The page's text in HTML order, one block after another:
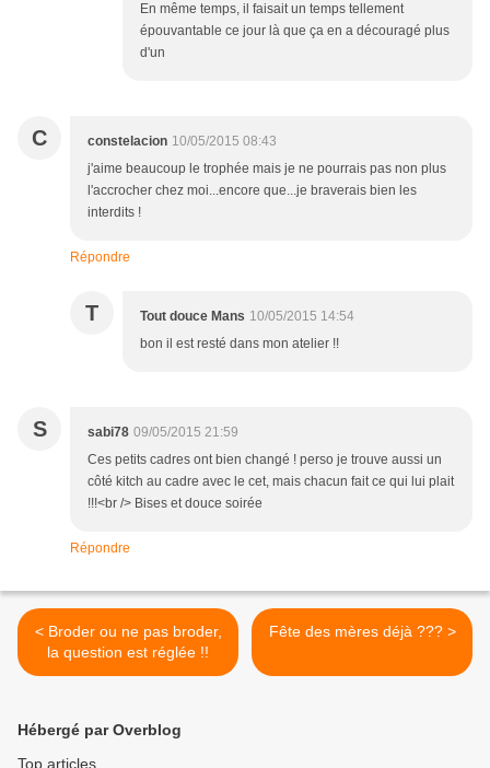
En même temps, il faisait un temps tellement
épouvantable ce jour là que ça en a découragé plus
d'un
C constelacion 10/05/2015 08:43
j'aime beaucoup le trophée mais je ne pourrais pas non plus
l'accrocher chez moi...encore que...je braverais bien les
interdits !
Répondre
T Tout douce Mans 10/05/2015 14:54
bon il est resté dans mon atelier !!
S sabi78 09/05/2015 21:59
Ces petits cadres ont bien changé ! perso je trouve aussi un
côté kitch au cadre avec le cet, mais chacun fait ce qui lui plait
!!!<br /> Bises et douce soirée
Répondre
< Broder ou ne pas broder,
la question est réglée !!
Fête des mères déjà ??? >
Hébergé par Overblog
Top articles